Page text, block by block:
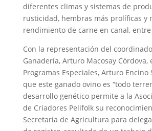
diferentes climas y sistemas de
rusticidad, hembras más prolíficas y
rendimiento de carne en canal,
Con la representación del
Ganadería, Arturo Macosay
Programas Especiales, Arturo Encino
que este ganado ovino es “todo
desarrollo genético permite a la
de Criadores Pelifolk su
Secretaría de Agricultura para